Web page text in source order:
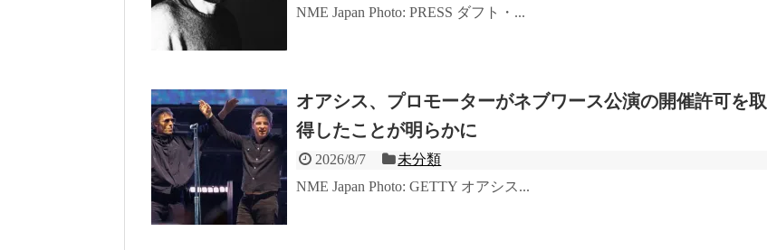
NME Japan Photo: PRESS ダフト・...
オアシス、プロモーターがネブワース公演の開催許可を取
得したことが明らかに
2026/8/7
未分類
NME Japan Photo: GETTY オアシス...